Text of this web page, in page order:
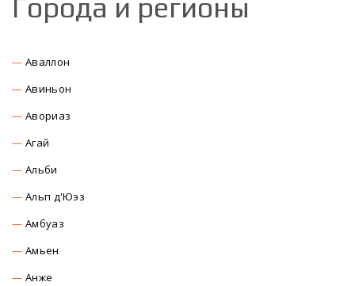
Города и регионы
Аваллон
Авиньон
Авориаз
Агай
Альби
Альп д'Юэз
Амбуаз
Амьен
Анже